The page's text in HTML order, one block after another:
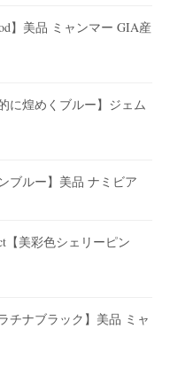
】美品 ミャンマー GIA産
に煌めくブルー】ジェム
ブルー】美品 ナミビア
【美彩色シェリーピン
チナブラック】美品 ミャ